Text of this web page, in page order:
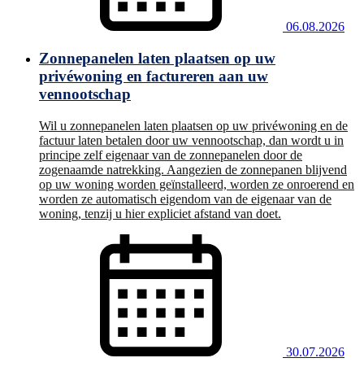
06.08.2026
Zonnepanelen laten plaatsen op uw
privéwoning en factureren aan uw
vennootschap
Wil u zonnepanelen laten plaatsen op uw privéwoning en de
factuur laten betalen door uw vennootschap, dan wordt u in
principe zelf eigenaar van de zonnepanelen door de
zogenaamde natrekking. Aangezien de zonnepanen blijvend
op uw woning worden geïnstalleerd, worden ze onroerend en
worden ze automatisch eigendom van de eigenaar van de
woning, tenzij u hier expliciet afstand van doet.
30.07.2026